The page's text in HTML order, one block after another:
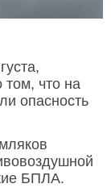
том, что на
опасность
БПЛА.